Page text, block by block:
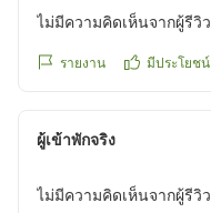
ไม่มีความคิดเห็นจากผู้รีวิว
รายงาน มีประโยชน์
ผู้เข้าพักจริง
ไม่มีความคิดเห็นจากผู้รีวิว